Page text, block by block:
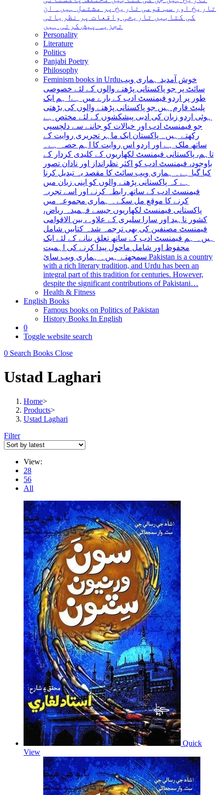
تاریخ اور سب قومی تاریخ پر مشتمل ہیں۔ ان
کی کتابیں تاریخی واقعات پر نظریاتی
تجزیہ پیش کرتی ہیں
Personality
Literature
Politics
Panjabi Poetry
Philosophy
Feminism books in Urduخوش آمدید ہماری ویب
سائٹ پر جو پاکستانی پڑھنے والوں کے لئے خصوصی
طور پر اردو فیمنسٹ ادب کے بارے میں ہے! ہم ایک
پلیٹ فارم ہیں جو پاکستانی پڑھنے والوں کی بڑھتی
ہوئی اردو زبان کی ادبی پیشکشوں کے لئے مختص ہے
جو فیمنسٹ ادب اور خیالات کو جاننے سے دلچسپی
رکھتے ہیں۔ پاکستان ایک ماہر تحریری روایت کے
ساتھ ملک ہے اور اردو اس روایت کا اہم حصہ ہے۔
تاہم، پاکستانی فیمنسٹ لکھاریوں کے کلیدی کردار کے
باوجود، فیمنسٹ ادب کو اکثر نظرانداز اور نادان تصور
کیا گیا ہے۔ ہماری ویب سائٹ کا مقصد یہ تبدیل کرنا
ہے کہ پاکستانی پڑھنے والوں کو اپنی زبان میں
فیمنسٹ ادب کے ساتھ رابطہ کرنے اور اسے تجربہ
کرنے کا موقع مل سکے۔ ہماری مجموعہ میں
پاکستانی فیمنسٹ لکھاریوں جیسے فہمیدہ ریاض،
کشور ناہید اور سارا سلیری کے علاوہ، بین الاقوامی
فیمنسٹ مصنفین کی بھی ترجمہ شدہ کتابیں شامل
ہیں۔ ہم فیمنسٹ ادب کے ساتھ تعلق بنانے کے لئے ایک
محفوظ اور شامل ماحول پیدا کرنے کی اہمیت
سمجھتے ہیں۔ ہماری ویب سائ Pakistan is a country
with a rich literary tradition, and Urdu has been an
integral part of this tradition for centuries. However,
despite the significant contributions of Pakistani…
Health & Fitness
English Books
Famous books on Politics of Pakistan
History Books In English
0
Toggle website search
0 Search Books Close
Ustad Laghari
Home>
Products>
Ustad Laghari
Filter
View:
28
56
All
Quick
View